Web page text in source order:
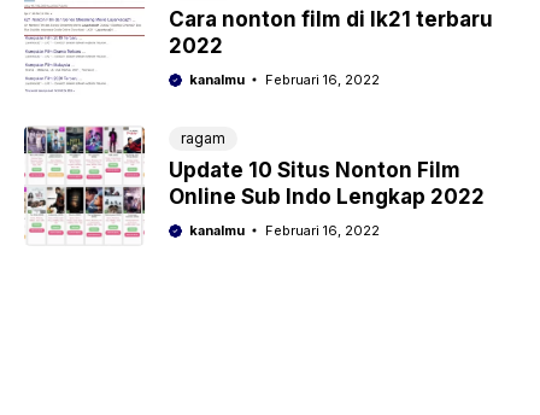
Cara nonton film di lk21 terbaru
2022
kanalmu Februari 16, 2022
ragam
Update 10 Situs Nonton Film
Online Sub Indo Lengkap 2022
kanalmu Februari 16, 2022